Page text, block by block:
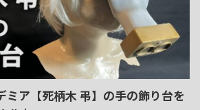
ミア【死柄木 弔】の手の飾り台を